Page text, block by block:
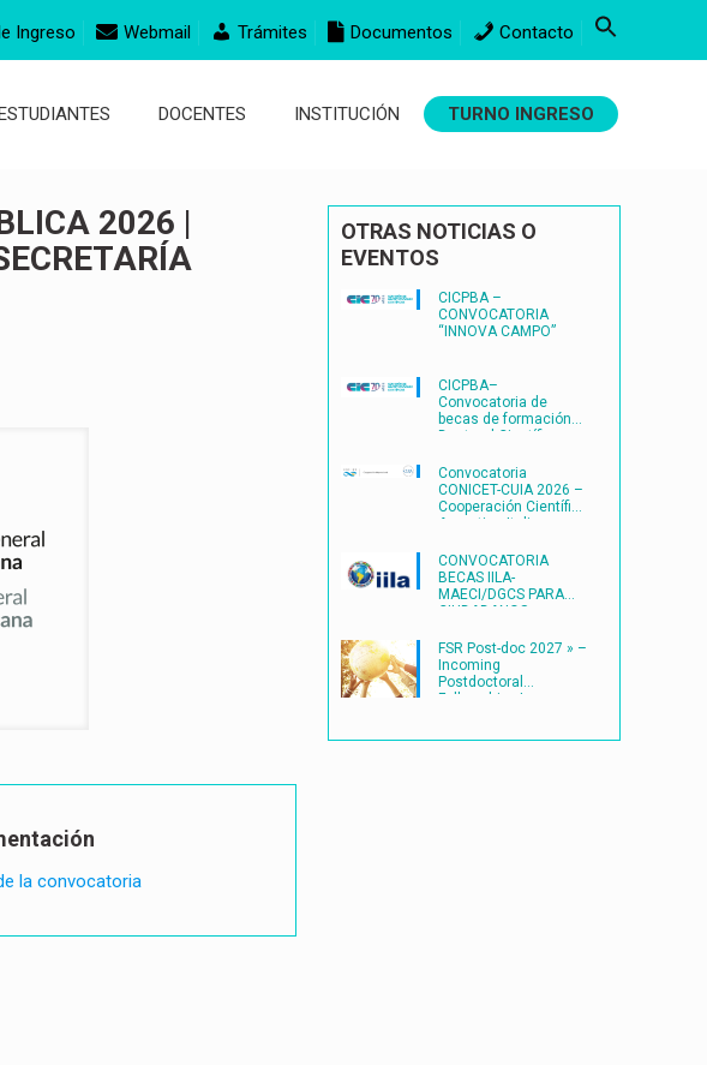
Ingreso Webmail Trámites Documentos Contacto
DOCENTES INSTITUCIÓN TURNO INGRESO
2026 |
la convocatoria
OTRAS NOTICIAS O
EVENTOS
CICPBA –
CONVOCATORIA
“INNOVA CAMPO”
CICPBA–
Convocatoria de
becas de formación
Doctoral Científico-
FORMACIÓN
DOCTORAL
CIENTÍFICO-
TECNOLÓGICAS2027
Convocatoria
CONICET-CUIA 2026 –
Cooperación Científica
Argentina-Italia
CONVOCATORIA
BECAS IILA-
MAECI/DGCS PARA
CIUDADANOS
(2027) en ITALIA
FSR Post-doc 2027 » –
Incoming
Postdoctoral
Fellowships |